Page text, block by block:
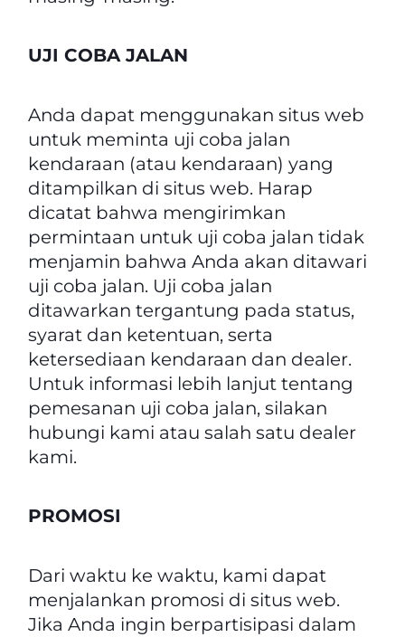
UJI COBA JALAN
Anda dapat menggunakan situs web
untuk meminta uji coba jalan
kendaraan (atau kendaraan) yang
ditampilkan di situs web. Harap
dicatat bahwa mengirimkan
permintaan untuk uji coba jalan tidak
menjamin bahwa Anda akan ditawari
uji coba jalan. Uji coba jalan
ditawarkan tergantung pada status,
syarat dan ketentuan, serta
ketersediaan kendaraan dan dealer.
Untuk informasi lebih lanjut tentang
pemesanan uji coba jalan, silakan
hubungi kami atau salah satu dealer
kami.
PROMOSI
Dari waktu ke waktu, kami dapat
menjalankan promosi di situs web.
Jika Anda ingin berpartisipasi dalam